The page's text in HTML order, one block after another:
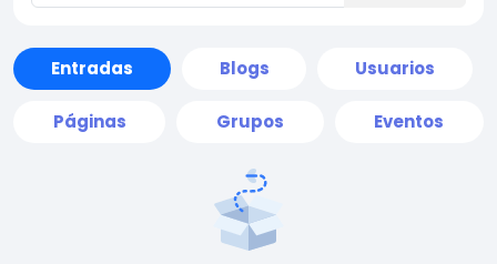
Entradas Blogs Usuarios
Páginas Grupos Eventos